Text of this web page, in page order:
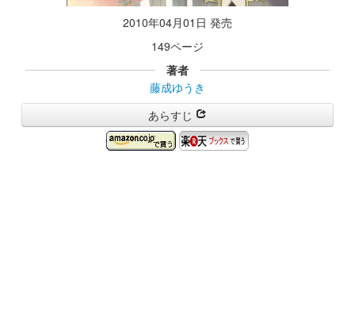
2010年04月01日 発売
149ページ
著者
藤成ゆうき
あらすじ